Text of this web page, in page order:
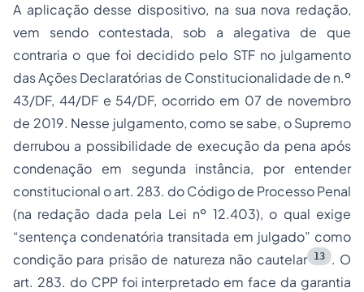
A aplicação desse dispositivo, na sua nova redação,
vem sendo contestada, sob a alegativa de que
contraria o que foi decidido pelo STF no julgamento
das Ações Declaratórias de Constitucionalidade de n.º
43/DF, 44/DF e 54/DF, ocorrido em 07 de novembro
de 2019. Nesse julgamento, como se sabe, o Supremo
derrubou a possibilidade de execução da pena após
condenação em segunda instância, por entender
constitucional o art. 283. do Código de Processo Penal
(na redação dada pela Lei nº 12.403), o qual exige
“sentença condenatória transitada em julgado” como
condição para prisão de natureza não cautelar
13 . O
art. 283. do CPP foi interpretado em face da garantia